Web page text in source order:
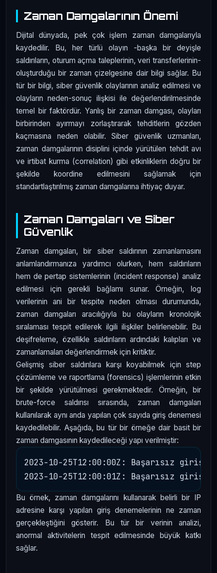
Zaman Damgalarının Önemi
Dijital dünyada, pek çok işlem zaman damgalarıyla
kaydedilir. Bu, her türlü olayın -başka bir deyişle
saldırıların, oturum açma taleplerinin, veri transferlerinin-
oluşturduğu bir zaman çizelgesine dair bilgi sağlar. Bu
tür bir bilgi, siber güvenlik olaylarının analiz edilmesi ve
olayların neden-sonuç ilişkisi ile değerlendirilmesinde
temel bir faktördür. Yanlış bir zaman damgası, olayları
birbirinden ayırmayı zorlaştırarak tehditlerin gözden
kaçmasına neden olabilir. Siber güvenlik uzmanları,
zaman damgalarının disiplini içinde yürütülen tehdit avı
ve irtibat kurma (correlation) gibi etkinliklerin doğru bir
şekilde koordine edilmesini sağlamak için
standartlaştırılmış zaman damgalarına ihtiyaç duyar.
Zaman Damgaları ve Siber
Güvenlik
Zaman damgaları, bir siber saldırının zamanlamasını
anlamlandırmanıza yardımcı olurken, hem saldırıların
hem de pertap sistemlerinin (incident response) analiz
edilmesi için gerekli bağlamı sunar. Örneğin, log
verilerinin ani bir tespite neden olması durumunda,
zaman damgaları aracılığıyla bu olayların kronolojik
sıralaması tespit edilerek ilgili ilişkiler belirlenebilir. Bu
deşifreleme, özellikle saldırıların ardındaki kalıpları ve
zamanlamaları değerlendirmek için kritiktir.
Gelişmiş siber saldırılara karşı koyabilmek için step
çözümleme ve raportlama (forensics) işlemlerinin etkin
bir şekilde yürütülmesi gerekmektedir. Örneğin, bir
brute-force saldırısı sırasında, zaman damgaları
kullanılarak aynı anda yapılan çok sayıda giriş denemesi
kaydedilebilir. Aşağıda, bu tür bir örneğe dair basit bir
zaman damgasının kaydedileceği yapı verilmiştir:
2023-10-25T12:00:00Z: Başarısız giriş
Bu örnek, zaman damgalarını kullanarak belirli bir IP
adresine karşı yapılan giriş denemelerinin ne zaman
gerçekleştiğini gösterir. Bu tür bir verinin analizi,
anormal aktivitelerin tespit edilmesinde büyük katkı
sağlar.